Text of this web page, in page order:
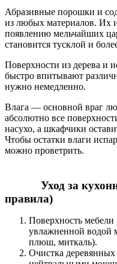
Абразивные порошки и
из любых материалов. Их
появлению мельчайших
становится тусклой и
Поверхности из дерева и
быстро впитывают
нужно немедленно.
Влага — основной враг
абсолютно все
насухо, а шкафчики
Чтобы остатки влаги
можно проветрить.
Уход за
правила)
Поверхность мебели
увлажненной водой
плюш, миткаль).
Очистка